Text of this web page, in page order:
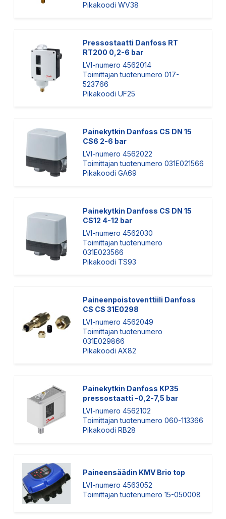
Pikakoodi WV38
Pressostaatti Danfoss RT
RT200 0,2-6 bar
LVI-numero 4562014
Toimittajan tuotenumero 017-
523766
Pikakoodi UF25
Painekytkin Danfoss CS DN 15
CS6 2-6 bar
LVI-numero 4562022
Toimittajan tuotenumero 031E021566
Pikakoodi GA69
Painekytkin Danfoss CS DN 15
CS12 4-12 bar
LVI-numero 4562030
Toimittajan tuotenumero
031E023566
Pikakoodi TS93
Paineenpoistoventtiili Danfoss
CS CS 31E0298
LVI-numero 4562049
Toimittajan tuotenumero
031E029866
Pikakoodi AX82
Painekytkin Danfoss KP35
pressostaatti -0,2-7,5 bar
LVI-numero 4562102
Toimittajan tuotenumero 060-113366
Pikakoodi RB28
Paineensäädin KMV Brio top
LVI-numero 4563052
Toimittajan tuotenumero 15-050008